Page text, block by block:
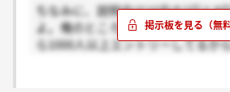
ちなみに、説明会は10月の2日と8
よ。俺のところにきたメールは。
ら1000人以上エントリーしてるか
るとか。40人で定員になったら締